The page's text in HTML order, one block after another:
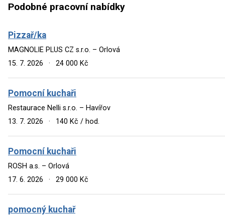
Podobné pracovní nabídky
Pizzař/ka
MAGNOLIE PLUS CZ s.r.o. – Orlová
15. 7. 2026
· 24 000 Kč
Pomocní kuchaři
Restaurace Nelli s.r.o. – Havířov
13. 7. 2026
· 140 Kč / hod.
Pomocní kuchaři
ROSH a.s. – Orlová
17. 6. 2026
· 29 000 Kč
pomocný kuchař